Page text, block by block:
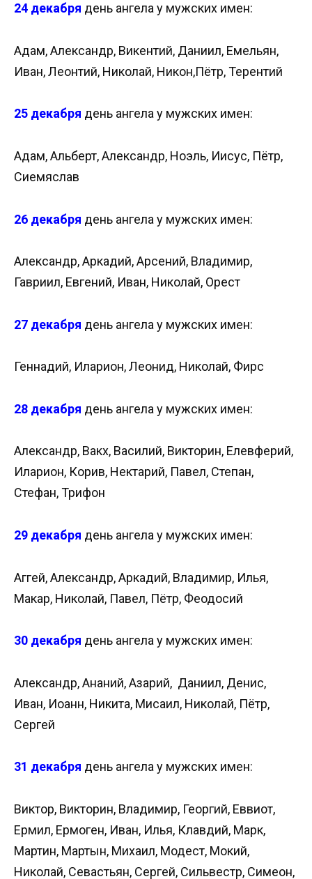
24 декабря день ангела у мужских имен:
Адам, Александр, Викентий, Даниил, Емельян,
Иван, Леонтий, Николай, Никон,Пётр, Терентий
25 декабря день ангела у мужских имен:
Адам, Альберт, Александр, Ноэль, Иисус, Пётр,
Сиемяслав
26 декабря день ангела у мужских имен:
Александр, Аркадий, Арсений, Владимир,
Гавриил, Евгений, Иван, Николай, Орест
27 декабря день ангела у мужских имен:
Геннадий, Иларион, Леонид, Николай, Фирс
28 декабря день ангела у мужских имен:
Александр, Вакх, Василий, Викторин, Елевферий,
Иларион, Корив, Нектарий, Павел, Степан,
Стефан, Трифон
29 декабря день ангела у мужских имен:
Аггей, Александр, Аркадий, Владимир, Илья,
Макар, Николай, Павел, Пётр, Феодосий
30 декабря день ангела у мужских имен:
Александр, Ананий, Азарий, Даниил, Денис,
Иван, Иоанн, Никита, Мисаил, Николай, Пётр,
Сергей
31 декабря день ангела у мужских имен:
Виктор, Викторин, Владимир, Георгий, Еввиот,
Ермил, Ермоген, Иван, Илья, Клавдий, Марк,
Мартин, Мартын, Михаил, Модест, Мокий,
Николай, Севастьян, Сергей, Сильвестр, Симеон,